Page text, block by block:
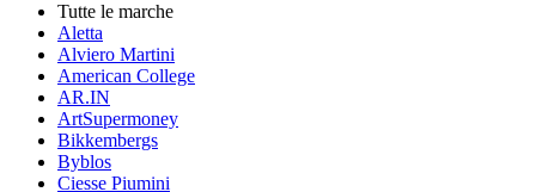
Tutte le marche
Aletta
Alviero Martini
American College
AR.IN
ArtSupermoney
Bikkembergs
Byblos
Ciesse Piumini